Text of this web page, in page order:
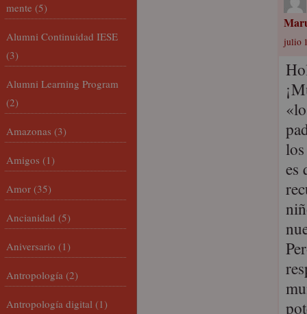
julio
es
mente (5)
Alumni Continuidad IESE
(3)
Alumni Learning Program
(2)
Amazonas (3)
Amigos (1)
Amor (35)
Ancianidad (5)
Aniversario (1)
Antropología (2)
Antropología digital (1)